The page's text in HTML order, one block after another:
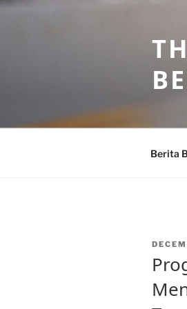
Skip
Berita